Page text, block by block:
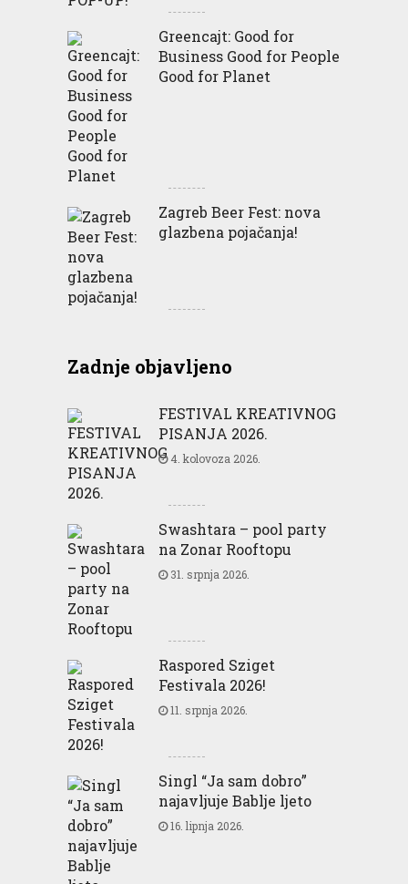
Greencajt: Good for
Business Good for People
Good for Planet
Zagreb Beer Fest: nova
glazbena pojačanja!
Zadnje objavljeno
FESTIVAL KREATIVNOG
PISANJA 2026.
4. kolovoza 2026.
Swashtara – pool party
na Zonar Rooftopu
31. srpnja 2026.
Raspored Sziget
Festivala 2026!
11. srpnja 2026.
Singl “Ja sam dobro”
najavljuje Bablje ljeto
16. lipnja 2026.